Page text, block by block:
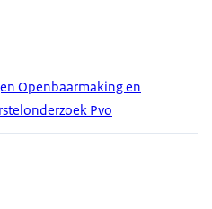
Openbaarmaking en
Pvo